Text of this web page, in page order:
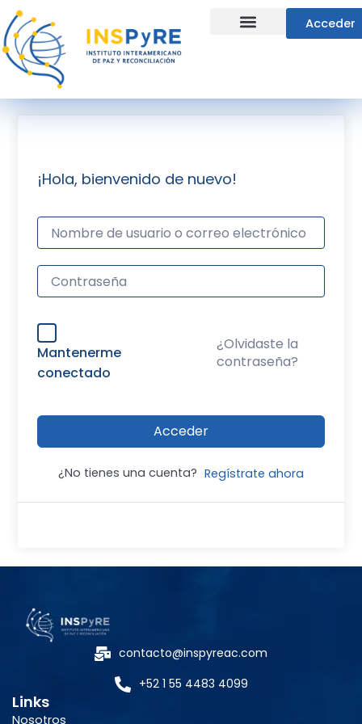
al
contenido
Acceder
¡Hola, bienvenido de nuevo!
Mantenerme
conectado
¿Olvidaste la
contraseña?
Acceder
¿No tienes una cuenta? Regístrate ahora
contacto@inspyreac.com
+52 1 55 4483 4099
Links
Nosotros